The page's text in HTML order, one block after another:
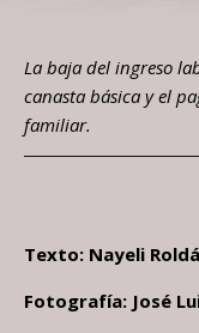
La baja del ingreso
canasta básica y el
familiar.
Texto: Nayeli
Fotografía: José